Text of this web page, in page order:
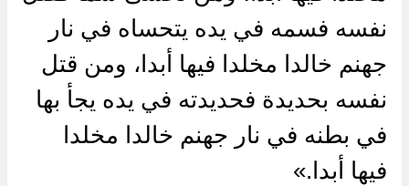
نفسه فسمه في يده يتحساه في نار
جهنم خالدا مخلدا فيها أبدا، ومن قتل
نفسه بحديدة فحديدته في يده يجأ بها
في بطنه في نار جهنم خالدا مخلدا
فيها أبدا.»